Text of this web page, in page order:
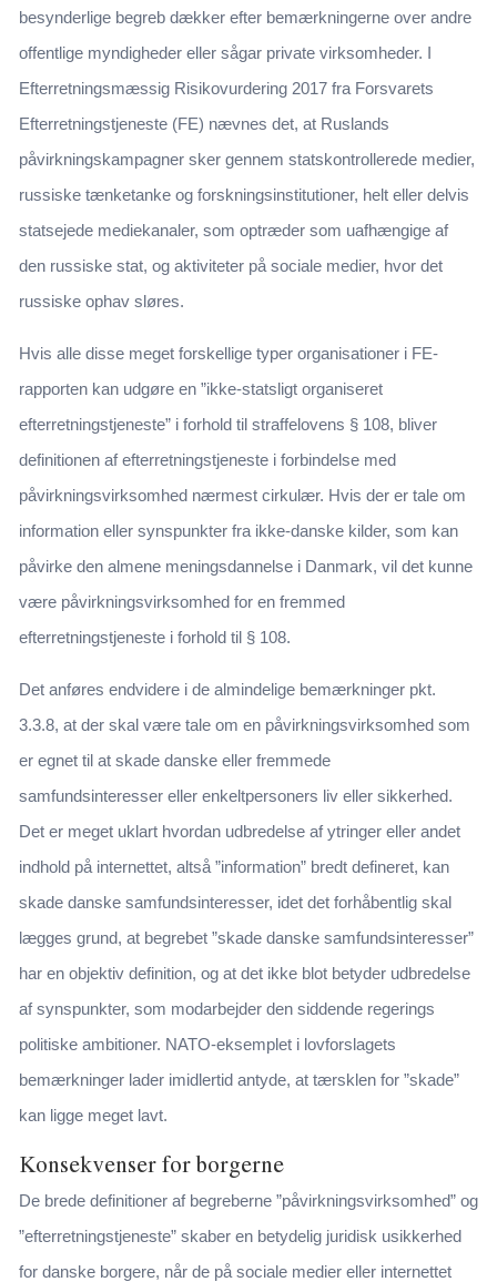
besynderlige begreb dækker efter bemærkningerne over andre
offentlige myndigheder eller sågar private virksomheder. I
Efterretningsmæssig Risikovurdering 2017 fra Forsvarets
Efterretningstjeneste (FE) nævnes det, at Ruslands
påvirkningskampagner sker gennem statskontrollerede medier,
russiske tænketanke og forskningsinstitutioner, helt eller delvis
statsejede mediekanaler, som optræder som uafhængige af
den russiske stat, og aktiviteter på sociale medier, hvor det
russiske ophav sløres.
Hvis alle disse meget forskellige typer organisationer i FE-
rapporten kan udgøre en ”ikke-statsligt organiseret
efterretningstjeneste” i forhold til straffelovens § 108, bliver
definitionen af efterretningstjeneste i forbindelse med
påvirkningsvirksomhed nærmest cirkulær. Hvis der er tale om
information eller synspunkter fra ikke-danske kilder, som kan
påvirke den almene meningsdannelse i Danmark, vil det kunne
være påvirkningsvirksomhed for en fremmed
efterretningstjeneste i forhold til § 108.
Det anføres endvidere i de almindelige bemærkninger pkt.
3.3.8, at der skal være tale om en påvirkningsvirksomhed som
er egnet til at skade danske eller fremmede
samfundsinteresser eller enkeltpersoners liv eller sikkerhed.
Det er meget uklart hvordan udbredelse af ytringer eller andet
indhold på internettet, altså ”information” bredt defineret, kan
skade danske samfundsinteresser, idet det forhåbentlig skal
lægges grund, at begrebet ”skade danske samfundsinteresser”
har en objektiv definition, og at det ikke blot betyder udbredelse
af synspunkter, som modarbejder den siddende regerings
politiske ambitioner. NATO-eksemplet i lovforslagets
bemærkninger lader imidlertid antyde, at tærsklen for ”skade”
kan ligge meget lavt.
Konsekvenser for borgerne
De brede definitioner af begreberne ”påvirkningsvirksomhed” og
”efterretningstjeneste” skaber en betydelig juridisk usikkerhed
for danske borgere, når de på sociale medier eller internettet